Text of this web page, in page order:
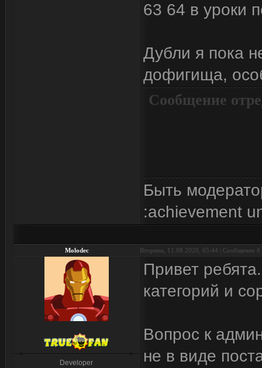
63 64 в уроки
Дубли я пока
дофигища,
Сообщение
Быть
:achievement
Molodec Вторник, 11.08.2020, 05:44 | Сообщение #
Developer
Привет
категорий и
Вопрос к
не в виде